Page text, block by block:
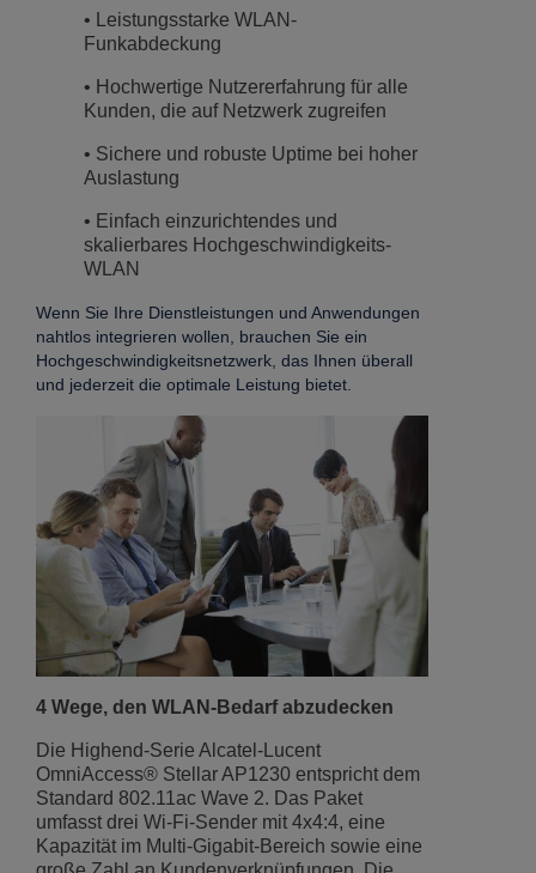
• Leistungsstarke WLAN-
Funkabdeckung
• Hochwertige Nutzererfahrung für alle
Kunden, die auf Netzwerk zugreifen
• Sichere und robuste Uptime bei hoher
Auslastung
• Einfach einzurichtendes und
skalierbares Hochgeschwindigkeits-
WLAN
Wenn Sie Ihre Dienstleistungen und Anwendungen
nahtlos integrieren wollen, brauchen Sie ein
Hochgeschwindigkeitsnetzwerk, das Ihnen überall
und jederzeit die optimale Leistung bietet.
4 Wege, den WLAN-Bedarf abzudecken
Die Highend-Serie Alcatel-Lucent
OmniAccess® Stellar AP1230 entspricht dem
Standard 802.11ac Wave 2. Das Paket
umfasst drei Wi-Fi-Sender mit 4x4:4, eine
Kapazität im Multi-Gigabit-Bereich sowie eine